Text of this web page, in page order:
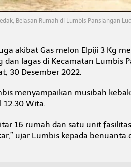
Belasan Rumah di Lumbis Pansiangan
akibat Gas melon Elpiji 3 Kg
dan lagas di Kecamatan Lumbis
30 Desember 2022.
menyampaikan musibah
12.30 Wita.
16 rumah dan satu unit
ujar Lumbis kepada